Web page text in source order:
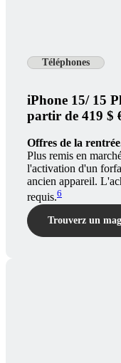
Téléphones
iPhone 15/ 15
partir de 419 $
Offres de la
Plus remis en
l'activation d'un
ancien appareil.
requis.6
Trouverz un